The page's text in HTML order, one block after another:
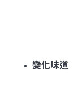
變化味道